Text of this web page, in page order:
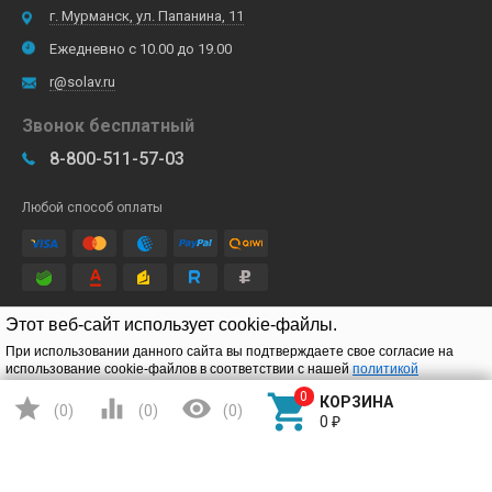
Этот веб-сайт использует cookie-файлы.
При использовании данного сайта вы подтверждаете свое согласие на
использование cookie-файлов в соответствии с нашейполитикой
Подтверждаю
г. Мурманск, ул. Папанина, 11
Ежедневно с 10.00 до 19.00
r@solav.ru
Звонок бесплатный
8-800-511-57-03
Любой способ оплаты
Подписывайтесь
 (0)  (0)  (0) 
КОРЗИНА
0 ₽